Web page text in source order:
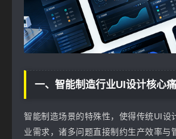
一、智能制造行业UI设计核心
智能制造场景的特殊性，使得传统UI设
业需求，诸多问题直接制约生产效率与